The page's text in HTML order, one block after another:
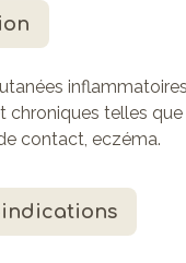
chroniques telles
contact, eczéma.